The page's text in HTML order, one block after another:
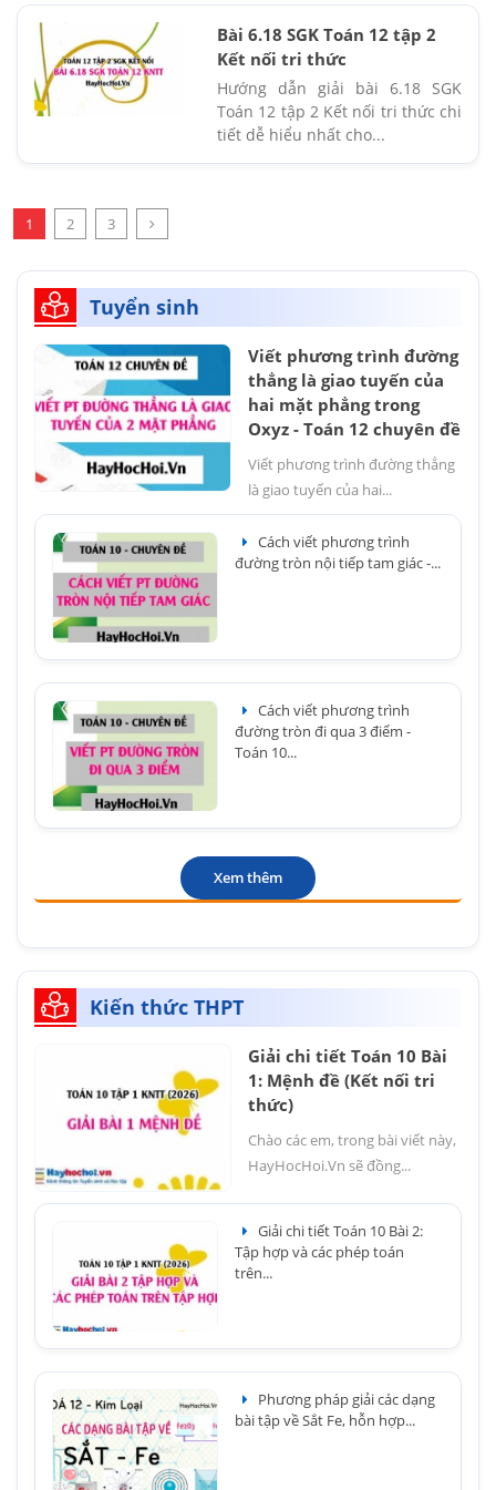
Bài 6.18 SGK Toán 12 tập 2
Kết nối tri thức
Hướng dẫn giải bài 6.18 SGK
Toán 12 tập 2 Kết nối tri thức chi
tiết dễ hiểu nhất cho...
1 2 3
Tuyển sinh
Viết phương trình đường
thẳng là giao tuyến của
hai mặt phẳng trong
Oxyz - Toán 12 chuyên đề
Viết phương trình đường thẳng
là giao tuyến của hai...
Cách viết phương trình
đường tròn nội tiếp tam giác -...
Cách viết phương trình
đường tròn đi qua 3 điểm -
Toán 10...
Xem thêm
Kiến thức THPT
Giải chi tiết Toán 10 Bài
1: Mệnh đề (Kết nối tri
thức)
Chào các em, trong bài viết này,
HayHocHoi.Vn sẽ đồng...
Giải chi tiết Toán 10 Bài 2:
Tập hợp và các phép toán
trên...
Phương pháp giải các dạng
bài tập về Sắt Fe, hỗn hợp...